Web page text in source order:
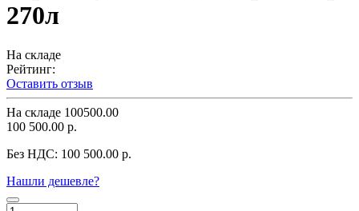
270л
На складе
Рейтинг:
Оставить отзыв
На складе 100500.00
100 500.00 р.
Без НДС: 100 500.00 р.
Нашли дешевле?